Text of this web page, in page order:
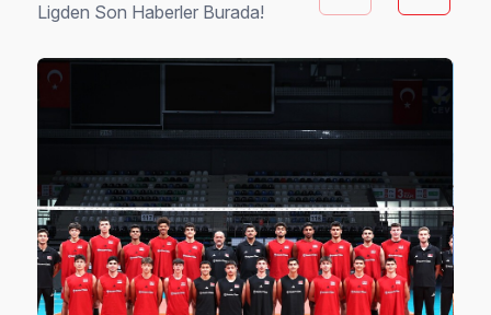
Ligden Son Haberler Burada!